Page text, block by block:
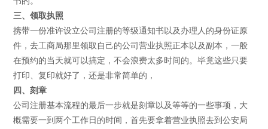
三、领取执照
携带一份准许设立公司注册的等级通知书以及办理人的身份证原
件，去工商局那里领取自己的公司营业执照正本以及副本，一般
在预约的当天就可以搞定，不会浪费太多时间的。毕竟这些只要
打印、复印就好了，还是非常简单的，
四、刻章
公司注册基本流程的最后一步就是刻章以及等等的一些事项，大
概需要一到两个工作日的时间，首先要拿着营业执照去到公安局